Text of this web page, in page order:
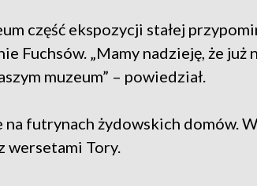
część ekspozycji stałej
Fuchsów. „Mamy nadzieję, że już
muzeum” – powiedział.
na futrynach żydowskich domów.
wersetami Tory.